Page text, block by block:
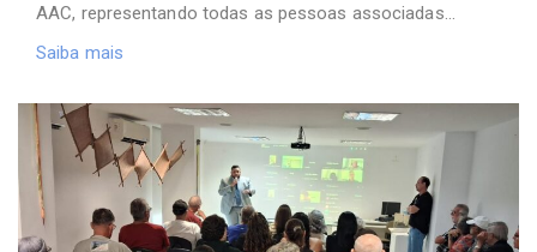
AAC, representando todas as pessoas associadas…
Saiba mais